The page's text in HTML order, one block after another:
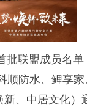
联盟成员名单
顺防水、鲤享
、中居文化）